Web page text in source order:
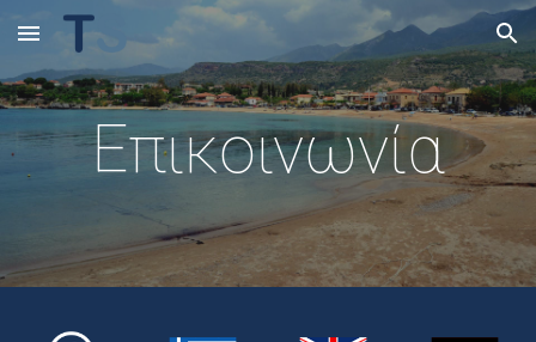
Skip to main content Skip to navigation
Επικοινωνία